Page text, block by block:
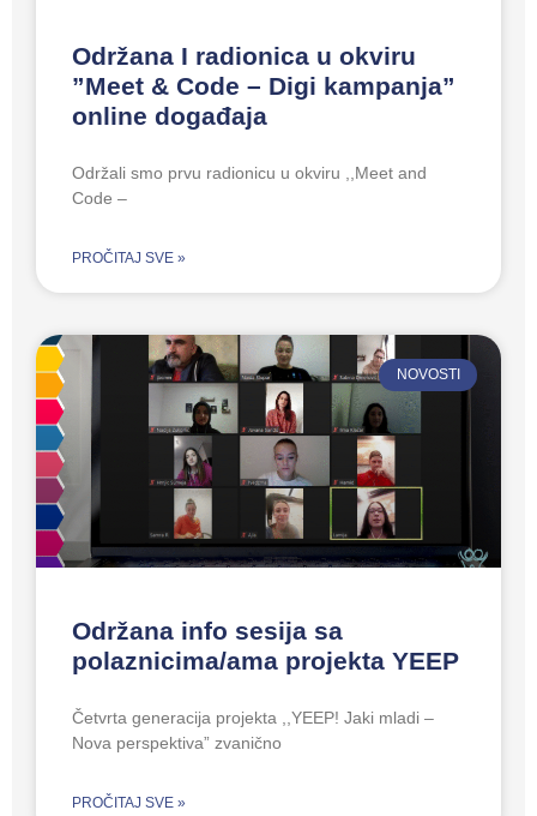
Održana I radionica u okviru
”Meet & Code – Digi kampanja”
online događaja
Održali smo prvu radionicu u okviru ,,Meet and
Code –
PROČITAJ SVE »
NOVOSTI
Održana info sesija sa
polaznicima/ama projekta YEEP
Četvrta generacija projekta ,,YEEP! Jaki mladi –
Nova perspektiva” zvanično
PROČITAJ SVE »